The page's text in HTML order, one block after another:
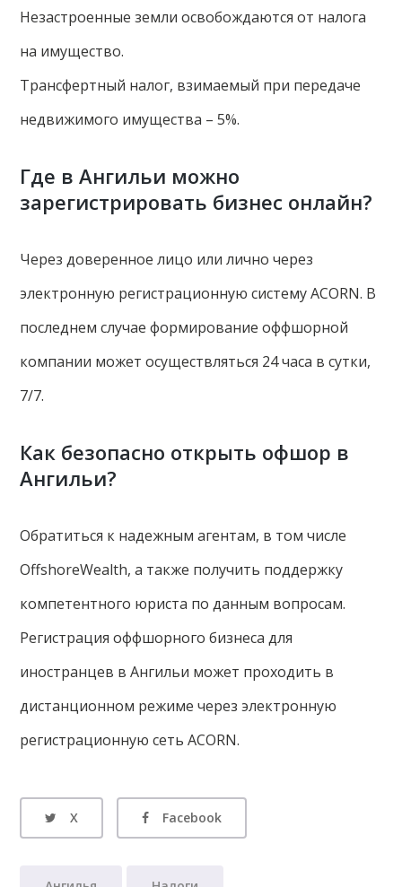
Незастроенные земли освобождаются от налога
на имущество.
Трансфертный налог, взимаемый при передаче
недвижимого имущества – 5%.
Где в Ангильи можно
зарегистрировать бизнес онлайн?
Через доверенное лицо или лично через
электронную регистрационную систему ACORN. В
последнем случае формирование оффшорной
компании может осуществляться 24 часа в сутки,
7/7.
Как безопасно открыть офшор в
Ангильи?
Обратиться к надежным агентам, в том числе
OffshoreWealth, а также получить поддержку
компетентного юриста по данным вопросам.
Регистрация оффшорного бизнеса для
иностранцев в Ангильи может проходить в
дистанционном режиме через электронную
регистрационную сеть ACORN.
X Facebook